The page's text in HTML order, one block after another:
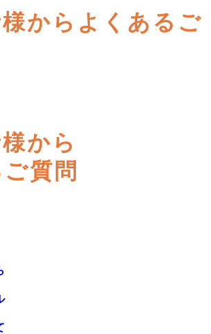
からよくあるご
から
質問